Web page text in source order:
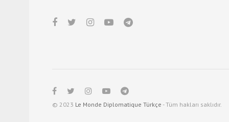
© 2023 Le Monde Diplomatique Türkçe - Tüm hakları saklıdır.